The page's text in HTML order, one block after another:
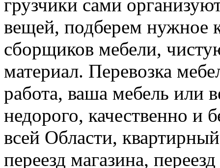
грузчики сами
вещей, подберем нужное
сборщиков мебели,
материал. Перевозка
работа, ваша мебель или
недорого, качественно и
всей Области,
переезд магазина,